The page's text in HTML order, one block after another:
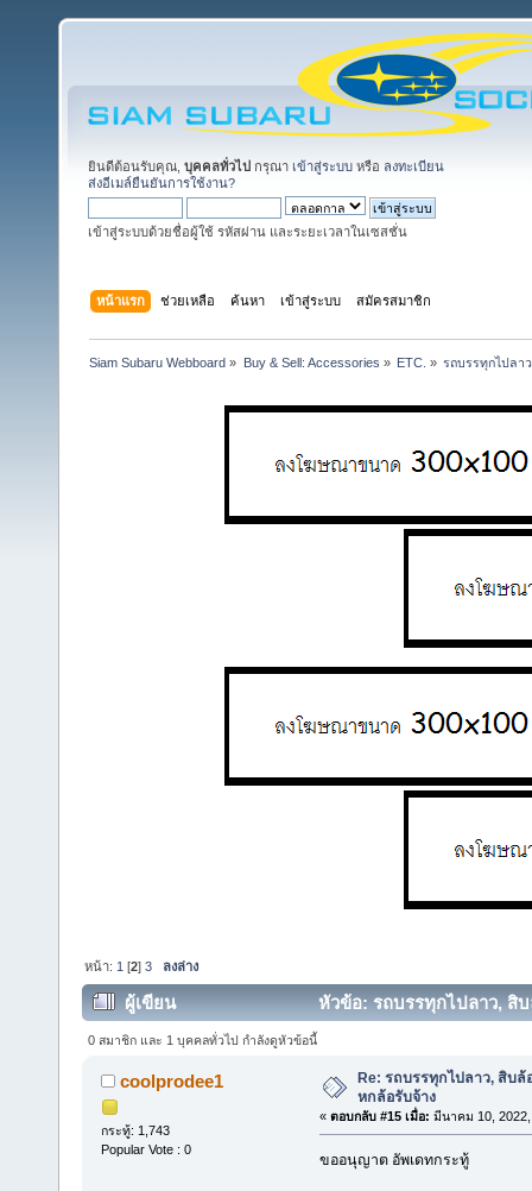
ยินดีต้อนรับคุณ, บุคคลทั่วไป กรุณา เข้าสู่ระบบ หรือ ลงทะเบียน
ส่งอีเมล์ยืนยันการใช้งาน?
เข้าสู่ระบบด้วยชื่อผู้ใช้ รหัสผ่าน และระยะเวลาในเซสชั่น
หน้าแรก ช่วยเหลือ ค้นหา เข้าสู่ระบบ สมัครสมาชิก
Siam Subaru Webboard » Buy & Sell: Accessories » ETC. » รถบรรทุกไปลา
หน้า: 1 [2]3 ลงล่าง
ผู้เขียน หัวข้อ: รถบรรทุกไปลาว, สิบ
0 สมาชิก และ 1 บุคคลทั่วไป กำลังดูหัวข้อนี้
coolprodee1
กระทู้: 1,743
Popular Vote : 0
Re: รถบรรทุกไปลาว, สิบล้
หกล้อรับจ้าง
« ตอบกลับ #15 เมื่อ: มีนาคม 10,
ขออนุญาต อัพเดทกระทู้